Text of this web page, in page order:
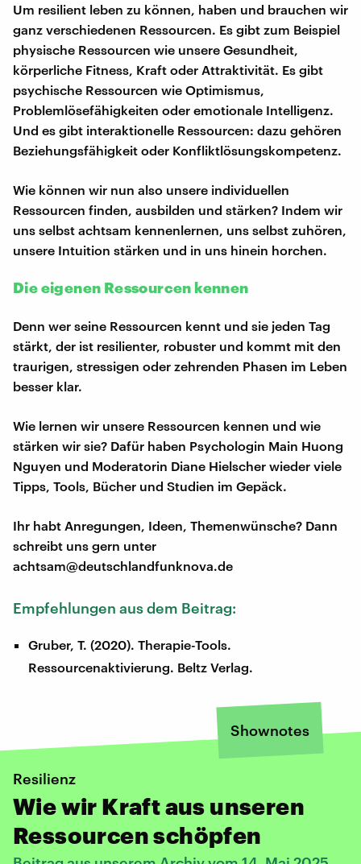
Um resilient leben zu können, haben und brauchen wir
ganz verschiedenen Ressourcen. Es gibt zum Beispiel
physische Ressourcen wie unsere Gesundheit,
körperliche Fitness, Kraft oder Attraktivität. Es gibt
psychische Ressourcen wie Optimismus,
Problemlösefähigkeiten oder emotionale Intelligenz.
Und es gibt interaktionelle Ressourcen: dazu gehören
Beziehungsfähigkeit oder Konfliktlösungskompetenz.
Wie können wir nun also unsere individuellen
Ressourcen finden, ausbilden und stärken? Indem wir
uns selbst achtsam kennenlernen, uns selbst zuhören,
unsere Intuition stärken und in uns hinein horchen.
Die eigenen Ressourcen kennen
Denn wer seine Ressourcen kennt und sie jeden Tag
stärkt, der ist resilienter, robuster und kommt mit den
traurigen, stressigen oder zehrenden Phasen im Leben
besser klar.
Wie lernen wir unsere Ressourcen kennen und wie
stärken wir sie? Dafür haben Psychologin Main Huong
Nguyen und Moderatorin Diane Hielscher wieder viele
Tipps, Tools, Bücher und Studien im Gepäck.
Ihr habt Anregungen, Ideen, Themenwünsche? Dann
schreibt uns gern unter
achtsam@deutschlandfunknova.de
Empfehlungen aus dem Beitrag:
Gruber, T. (2020). Therapie-Tools.
Ressourcenaktivierung. Beltz Verlag.
Shownotes
Resilienz
Wie wir Kraft aus unseren
Ressourcen schöpfen